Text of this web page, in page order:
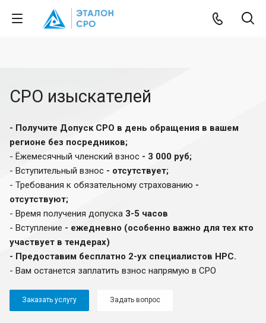
СРО изыскателей
- Получите Допуск СРО в день обращения в вашем
регионе без посредников;
- Ёжемесячный членский взнос - 3 000 руб;
- Вступительный взнос - отсутствует;
- Требования к обязательному страхованию -
отсутствуют;
- Время получения допуска 3-5 часов
- Вступление - ежедневно (особенно важно для тех кто
участвует в тендерах)
- Предоставим бесплатно 2-ух специалистов НРС.
- Вам останется заплатить взнос напрямую в СРО
Заказать услугу Задать вопрос